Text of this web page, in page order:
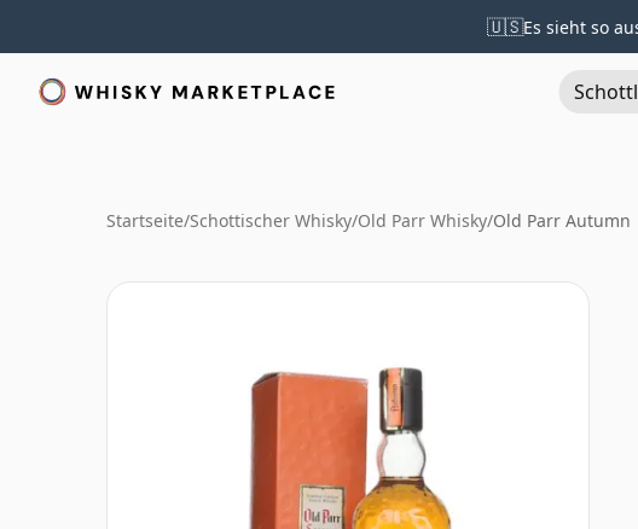
🇺🇸Es sieht so
Startseite/Schottischer Whisky/Old Parr Whisky/Old Parr Autumn